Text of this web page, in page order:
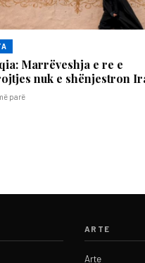
Marrëveshja e re e
nuk e shënjestron
parë
ARTE
Arte